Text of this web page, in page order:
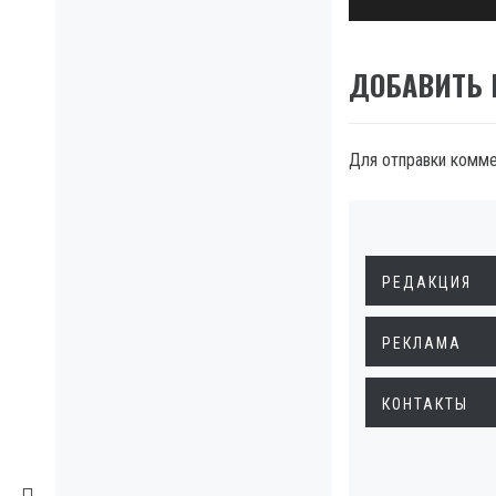
ДОБАВИТЬ
Для отправки
РЕДАКЦИЯ
РЕКЛАМА
КОНТАКТЫ